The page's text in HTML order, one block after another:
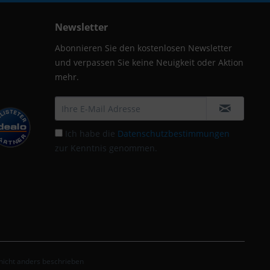
Newsletter
Abonnieren Sie den kostenlosen Newsletter
und verpassen Sie keine Neuigkeit oder Aktion
mehr.
Ich habe die Datenschutzbestimmungen
zur Kenntnis genommen.
anders beschrieben